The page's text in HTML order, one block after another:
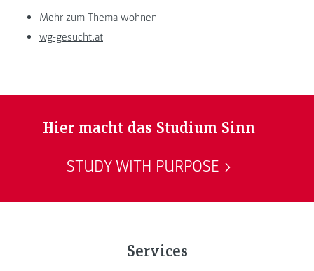
Mehr zum Thema wohnen
wg-gesucht.at
Hier macht das Studium Sinn
STUDY WITH PURPOSE
Services